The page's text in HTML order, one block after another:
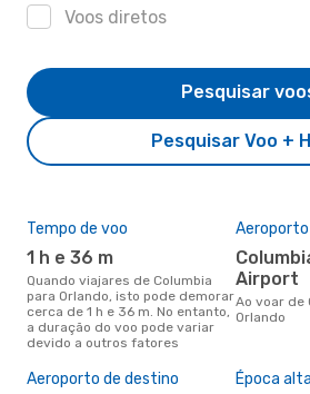
Voos diretos
Pesquisar Voo +
Pesquisar
Tempo de voo
1 h e 36 m
Quando viajares de Columbia
para Orlando, isto pode demorar
cerca de 1 h e 36 m. No entanto,
a duração do voo pode variar
devido a outros fatores
Columbia Metropolitan
Airport
Ao voar de Columbia para
Orlando
Aeroporto de destino Época alta